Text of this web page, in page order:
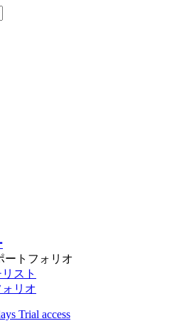
ートフォリオ
スト
リオ
Trial access